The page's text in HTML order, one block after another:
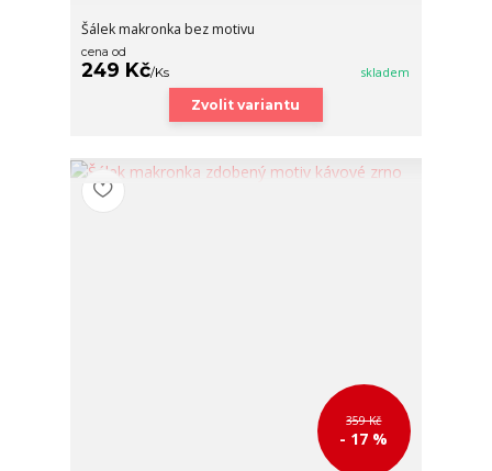
Šálek makronka bez motivu
cena od
249 Kč/Ks skladem
Zvolit variantu
359 Kč
- 17 %